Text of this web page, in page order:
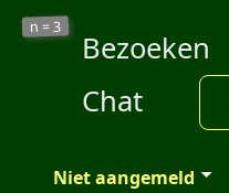
n =3
Bezoeken
Chat
Niet aangemeld